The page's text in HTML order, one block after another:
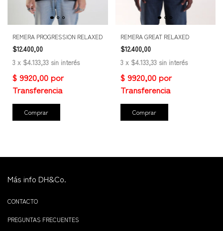
REMERA PROGRESSION RELAXED
$12.400,00
3 x $4.133,33 sin interés
Comprar
REMERA GREAT RELAXED
$12.400,00
3 x $4.133,33 sin interés
Comprar
Más info DH&Co.
CONTACTO
PREGUNTAS FRECUENTES